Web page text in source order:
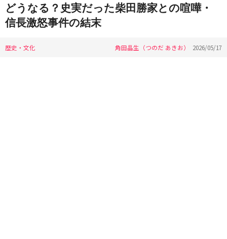
どうなる？史実だった柴田勝家との喧嘩・
信長激怒事件の結末
歴史・文化 角田晶生（つのだ あきお） 2026/05/17